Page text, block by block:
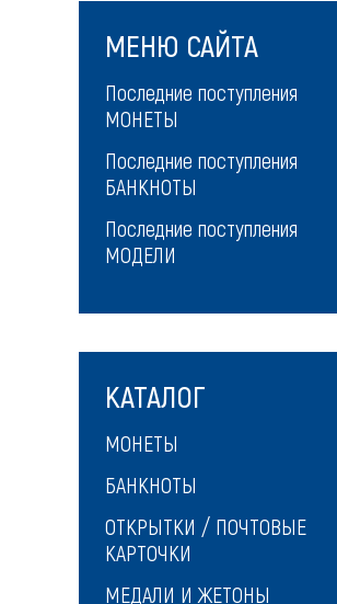
МЕНЮ САЙТА
Последние поступления
МОНЕТЫ
Последние поступления
БАНКНОТЫ
Последние поступления
МОДЕЛИ
КАТАЛОГ
МОНЕТЫ
БАНКНОТЫ
ОТКРЫТКИ / ПОЧТОВЫЕ
КАРТОЧКИ
МЕДАЛИ И ЖЕТОНЫ